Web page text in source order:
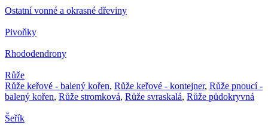
Ostatní vonné a okrasné dřeviny
Pivoňky
Rhododendrony
Růže
Růže keřové - balený kořen, Růže keřové - kontejner, Růže pnoucí -
balený kořen, Růže stromková, Růže svraskalá, Růže půdokryvná
Šeřík